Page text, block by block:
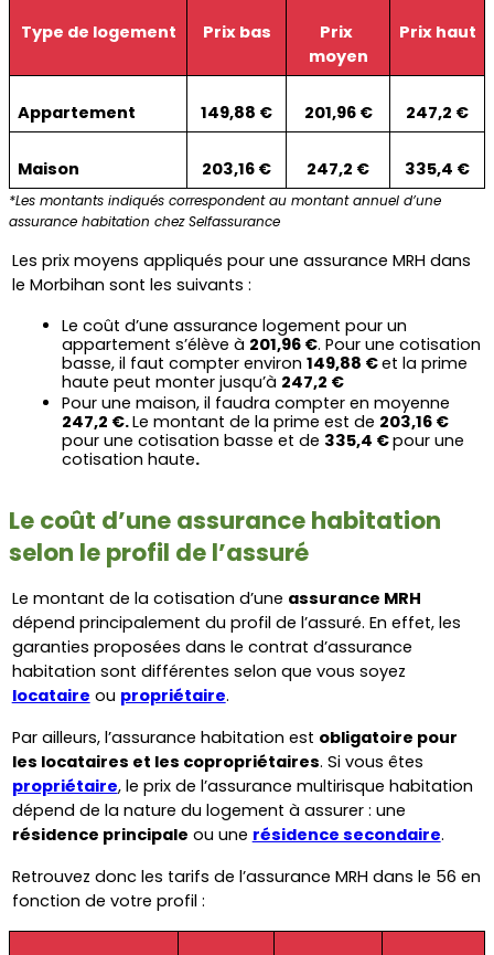
Type de logement Prix bas
Prix
moyen
Prix haut
Appartement 149,88 € 201,96 € 247,2 €
Maison 203,16 € 247,2 € 335,4 €
*Les montants indiqués correspondent au montant annuel d’une
assurance habitation chez Selfassurance
Les prix moyens appliqués pour une assurance MRH dans
le Morbihan sont les suivants :
Le coût d’une assurance logement pour un
appartement s’élève à 201,96 €. Pour une cotisation
basse, il faut compter environ 149,88 € et la prime
haute peut monter jusqu’à 247,2 €
247,2 €. Le montant de la prime est de
pour une cotisation basse et de 335,4 € pour une
cotisation haute.
Le coût d’une assurance habitation
selon le profil de l’assuré
Le montant de la cotisation d’une assurance MRH
dépend principalement du profil de l’assuré. En effet, les
garanties proposées dans le contrat d’assurance
locataire ou propriétaire.
Par ailleurs, l’assurance habitation est obligatoire pour
les locataires et les copropriétaires
propriétaire, le prix de l’assurance multirisque habitation
résidence principale ou une résidence secondaire.
Retrouvez donc les tarifs de l’assurance MRH dans le 56 en
fonction de votre profil :